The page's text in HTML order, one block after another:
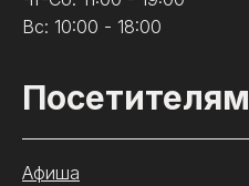
Вс: 10:00 - 18:00
Посетителям
Афиша